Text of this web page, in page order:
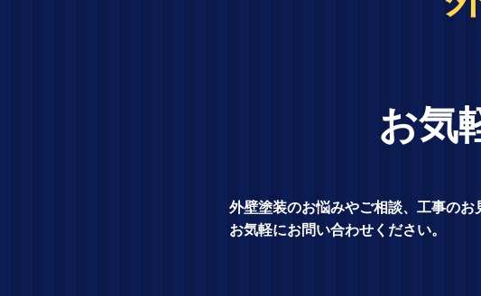
お気
外壁塗装のお悩みやご相談、工事のお
お気軽にお問い合わせください。